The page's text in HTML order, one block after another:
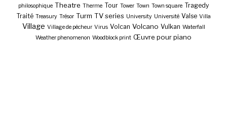
philosophique Theatre Therme Tour Tower Town Town square Tragedy
Traité Treasury Trésor Turm TV series University Université Valse Villa
Village Village de pêcheur Virus Volcan Volcano Vulkan Waterfall
Weather phenomenon Woodblock print Œuvre pour piano